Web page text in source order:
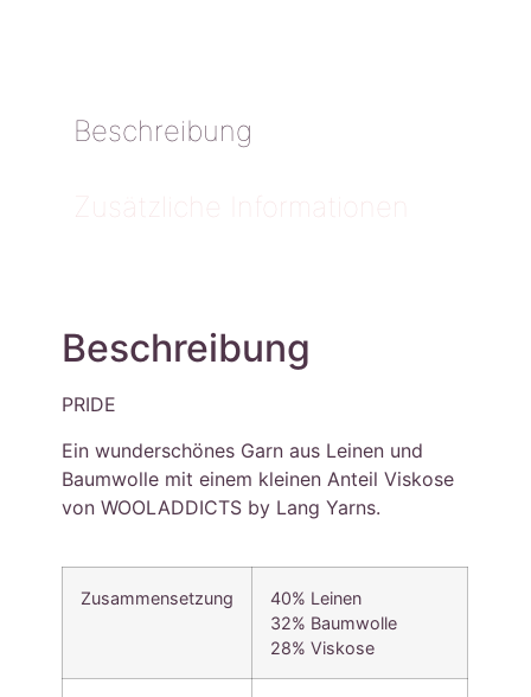
Beschreibung
Zusätzliche Informationen
Beschreibung
PRIDE
Ein wunderschönes Garn aus Leinen und
Baumwolle mit einem kleinen Anteil Viskose
von WOOLADDICTS by Lang Yarns.
Zusammensetzung
40% Leinen
32% Baumwolle
28% Viskose